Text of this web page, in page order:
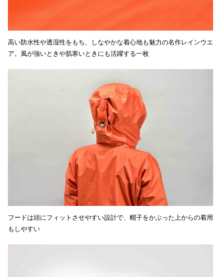
高い防水性や透湿性をもち、しなやかな着心地も魅力の名作レインウエ
ア。風が強いときや肌寒いときにも活躍する一枚
フードは頭にフィットさせやすい設計で、帽子をかぶった上からの着用
もしやすい